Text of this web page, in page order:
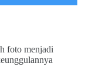
foto menjadi